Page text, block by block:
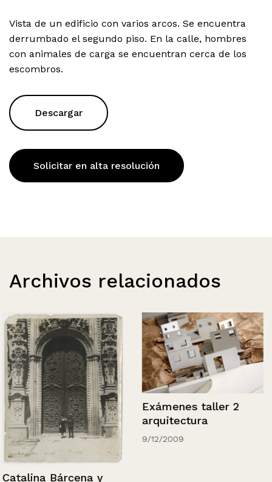
Vista de un edificio con varios arcos. Se encuentra
derrumbado el segundo piso. En la calle, hombres
con animales de carga se encuentran cerca de los
escombros.
Descargar
Solicitar en alta resolución
Archivos relacionados
Catalina Bárcena y
Exámenes taller 2
arquitectura
9/12/2009